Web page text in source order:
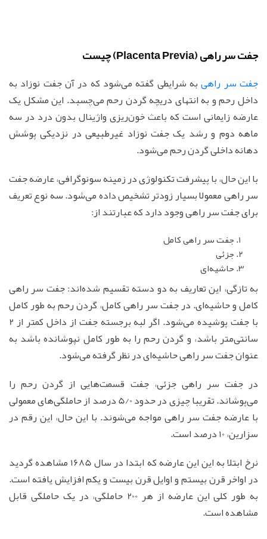
جفت سر راهی (Placenta Previa) چیست
جفت سر راهیبه شرایطی گفته می‌شود که در آن جفت نوزاد به
داخل رحم و به انتهای دریچه گردن رحم می‌چسبد. این مشکل یک
عارضه زایمانی است که باعث خون‌ریزی واژینال بدون درد در سه
ماهه دوم و رشد یک جفت نوزاد غیرطبیعی در نزدیکی پوشش
دهانه داخلی گردن رحم می‌شود.
با این حال، با پیشرفت تکنولوژی در زمینه سونوگرافی، عارضه جفت
سر راهی معمولا بسیار زودتر تشخیص داده می‌شود. سه نوع تعریف
برای جفت سر راهی وجود دارد که عبارتند از:
جفت سر راهی کامل
جزئی
حاشیه‌ای
به تازگی، این تعاریف به دو دسته تقسیم شده‌اند: جفت سر راهی
کامل و حاشیه‌ای. در جفت سر راهی کامل، گردن رحم به طور کامل
با جفت پوشیده می‌شود. اگر لبه برجسته جفت از داخل کمتر از 2
سانتی‌متر باشد، و گردن رحم را به طور کامل نپوشانده باشد به
عنوان جفت سر راهی حاشیه‌ای در نظر گرفته می‌شود.
در جفت سر راهی جزئی، جفت قسمت‌هایی از گردن رحم را
می‌پوشاند. تقریبا چیزی در حدود 5/0 درصد از حاملگی‌های معمولی
با عارضه جفت سر راهی مواجه می‌شوند. با این حال، این رقم در
سزارین، 10 درصد است.
نرخ ابتلا به این این عارضه که ابتدا در سال 1685 مشاهده گردید
در اواخر قرن بیستم و اوایل قرن بیست و یکم افزایش یافته است.
به طور کلی این عارضه از هر 200 حاملگی، در یک حاملگی قابل
مشاهده است.